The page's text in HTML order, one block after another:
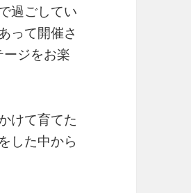
過ごしてい
って開催さ
ジをお楽
けて育てた
した中から